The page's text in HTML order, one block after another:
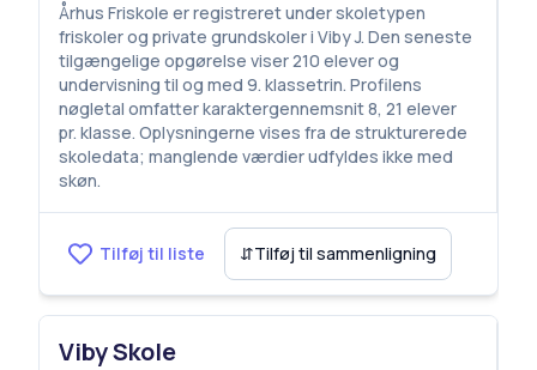
Århus Friskole er registreret under skoletypen
friskoler og private grundskoler i Viby J. Den seneste
tilgængelige opgørelse viser 210 elever og
undervisning til og med 9. klassetrin. Profilens
nøgletal omfatter karaktergennemsnit 8, 21 elever
pr. klasse. Oplysningerne vises fra de strukturerede
skoledata; manglende værdier udfyldes ikke med
skøn.
Tilføj til liste ⇵Tilføj til sammenligning
Viby Skole